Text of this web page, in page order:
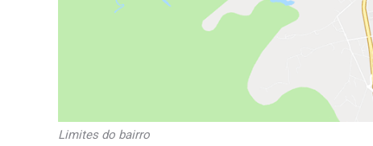
Limites do bairro